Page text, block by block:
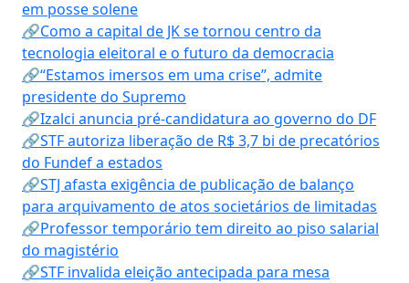
em posse solene
🔗Como a capital de JK se tornou centro da
tecnologia eleitoral e o futuro da democracia
🔗“Estamos imersos em uma crise”, admite
presidente do Supremo
🔗Izalci anuncia pré-candidatura ao governo do DF
🔗STF autoriza liberação de R$ 3,7 bi de precatórios
do Fundef a estados
🔗STJ afasta exigência de publicação de balanço
para arquivamento de atos societários de limitadas
🔗Professor temporário tem direito ao piso salarial
do magistério
🔗STF invalida eleição antecipada para mesa